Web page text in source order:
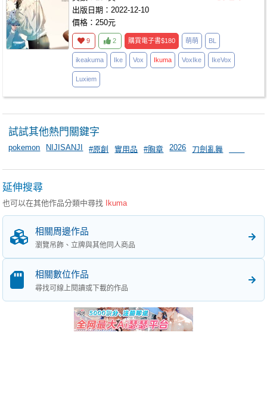
出版日期：2022-12-10
價格：250元
9 2 購買電子書$180 萌萌 BL
ikeakuma Ike Vox Ikuma VoxIke IkeVox
Luxiem
試試其他熱門關鍵字
pokemon NIJISANJI #原創 實用品 #胸章 2026 刀劍亂舞
延伸搜尋
也可以在其他作品分類中尋找 Ikuma
相關周邊作品
瀏覽吊飾、立牌與其他同人商品
相關數位作品
尋找可線上閱讀或下載的作品